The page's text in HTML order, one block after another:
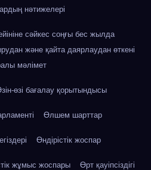
нәтижелері
сәйкес соңғы бес жылда
және қайта даярлаудан өткені
мәлімет
өзі бағалау қорытындысы
Өлшем шарттар
Өндірістік жоспар
жұмыс жоспары Өрт қауіпсіздігі